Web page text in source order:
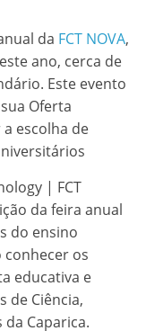
da FCT NOVA,
ano, cerca de
Este evento
Oferta
escolha de
| FCT
da feira anual
do ensino
os
educativa e
de Ciência,
Caparica.